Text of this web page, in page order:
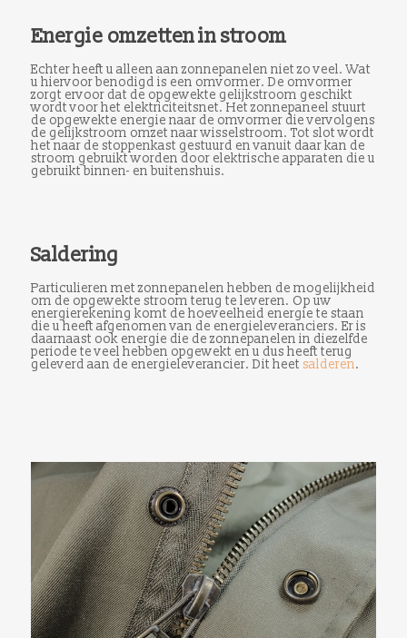
Energie omzetten in stroom
Echter heeft u alleen aan zonnepanelen niet zo veel. Wat
u hiervoor benodigd is een omvormer. De omvormer
zorgt ervoor dat de opgewekte gelijkstroom geschikt
wordt voor het elektriciteitsnet. Het zonnepaneel stuurt
de opgewekte energie naar de omvormer die vervolgens
de gelijkstroom omzet naar wisselstroom. Tot slot wordt
het naar de stoppenkast gestuurd en vanuit daar kan de
stroom gebruikt worden door elektrische apparaten die u
gebruikt binnen- en buitenshuis.
Saldering
Particulieren met zonnepanelen hebben de mogelijkheid
om de opgewekte stroom terug te leveren. Op uw
energierekening komt de hoeveelheid energie te staan
die u heeft afgenomen van de energieleveranciers. Er is
daarnaast ook energie die de zonnepanelen in diezelfde
periode te veel hebben opgewekt en u dus heeft terug
geleverd aan de energieleverancier. Dit heet salderen.